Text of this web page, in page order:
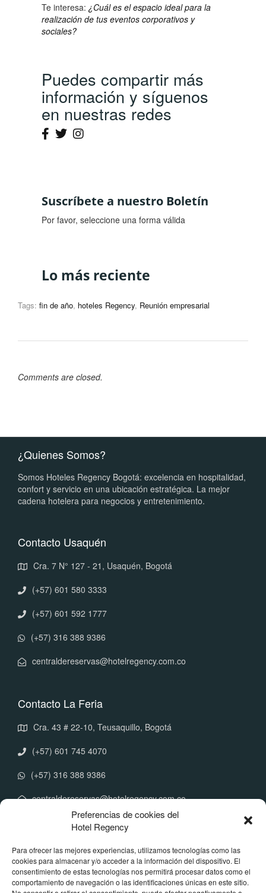
Preferencias de cookies del
Hotel Regency
Para ofrecer las mejores experiencias, utilizamos tecnologías como las
cookies para almacenar y/o acceder a la información del dispositivo. El
consentimiento de estas tecnologías nos permitirá procesar datos como el
comportamiento de navegación o las identificaciones únicas en este sitio.
Te interesa: ¿Cuál es el espacio ideal para la
realización de tus eventos corporativos y
sociales?
Puedes compartir más
información y síguenos
en nuestras redes
Suscríbete a nuestro Boletín
Por favor, seleccione una forma válida
Lo más reciente
Tags: fin de año, hoteles Regency, Reunión empresarial
Comments are closed.
¿Quienes Somos?
Somos Hoteles Regency Bogotá: excelencia en hospitalidad,
confort y servicio en una ubicación estratégica. La mejor
cadena hotelera para negocios y entretenimiento.
Contacto Usaquén
Cra. 7 N° 127 - 21, Usaquén, Bogotá
(+57) 601 580 3333
(+57) 601 592 1777
(+57) 316 388 9386
centraldereservas@hotelregency.com.co
Contacto La Feria
Cra. 43 # 22-10, Teusaquillo, Bogotá
(+57) 601 745 4070
(+57) 316 388 9386
centraldereservas@hotelregency.com.co
Manual de tratamiento de datos
Política de reserva y cancelación
Política de menores de edad